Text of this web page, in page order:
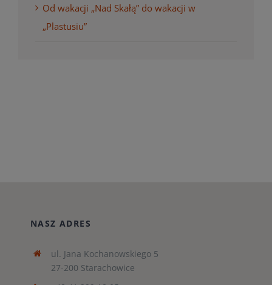
Od wakacji „Nad Skałą” do wakacji w
„Plastusiu”
NASZ ADRES
ul. Jana Kochanowskiego 5
27-200 Starachowice